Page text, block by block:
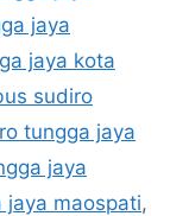
jaya
jaya kota
sudiro
tungga jaya
jaya
jaya maospati,